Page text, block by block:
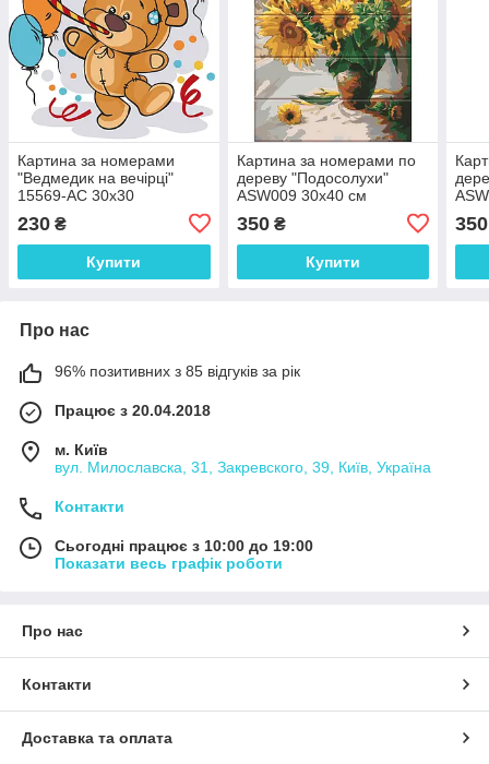
Картина за номерами
"Ведмедик на вечірці"
15569-AC 30х30
230 ₴
Купити
Картина за номерами по
дереву "Подосолухи"
ASW009 30х40 см
350₴
Купити
350
Про нас
96% позитивних з 85 відгуків за рік
Працює з 20.04.2018
м. Київ
вул. Милославска, 31, Закревского, 39, Київ, Україна
Контакти
Сьогодні працює з 10:00 до 19:00
Показати весь графік роботи
Про нас
Контакти
Доставка та оплата